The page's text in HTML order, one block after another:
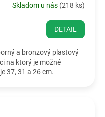
Skladom u nás (218 ks)
DETAIL
a bronzový plastový
na ktorý je možné
37, 31 a 26 cm.